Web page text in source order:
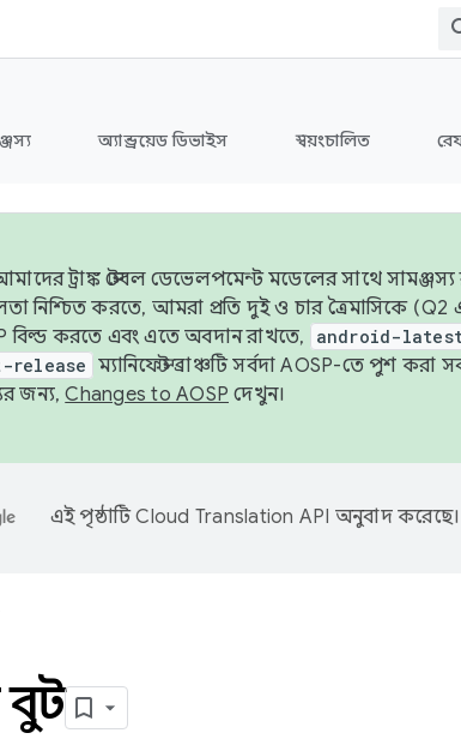
অ্যান্ড্রয়েড ডিভাইস স্বয়ংচালিত
ট্রাঙ্ক স্টেবল ডেভেলপমেন্ট মডেলের সাথে
নিশ্চিত করতে, আমরা প্রতি দুই ও চার ত্রৈমাসিকে
বিল্ড করতে এবং এতে অবদান রাখতে,
android-
release ম্যানিফেস্ট ব্রাঞ্চটি সর্বদা AOSP-তে পুশ করা
জন্য,Changes to AOSP দেখুন।
এই পৃষ্ঠাটিCloud Translation API অনুবাদ করেছে।
বুট